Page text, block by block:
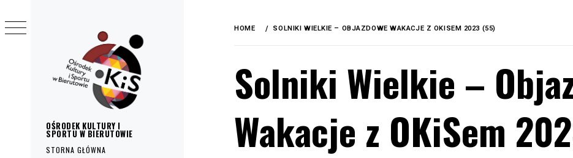
OŚRODEK KULTURY I
SPORTU W BIERUTOWIE
STORNA GŁÓWNA
HOME SOLNIKI WIELKIE – OBJAZDOWE WAKACJE Z OKISEM 2023 (55)
Solniki Wielkie –
Wakacje z OKiSem